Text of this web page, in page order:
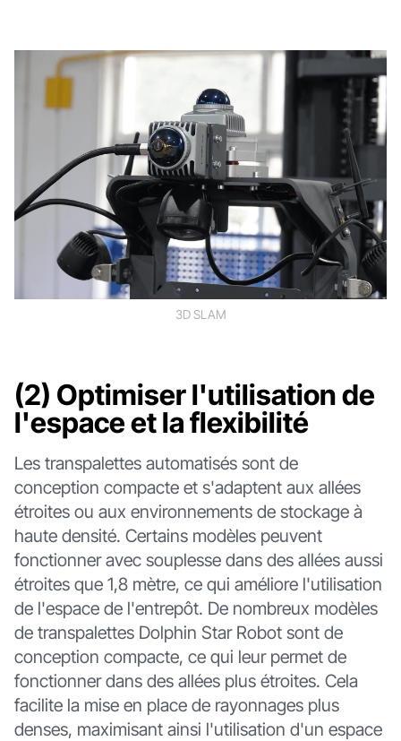
3D SLAM
(2) Optimiser l'utilisation de
l'espace et la flexibilité
Les transpalettes automatisés sont de
conception compacte et s'adaptent aux allées
étroites ou aux environnements de stockage à
haute densité. Certains modèles peuvent
fonctionner avec souplesse dans des allées aussi
étroites que 1,8 mètre, ce qui améliore l'utilisation
de l'espace de l'entrepôt. De nombreux modèles
de transpalettes Dolphin Star Robot sont de
conception compacte, ce qui leur permet de
fonctionner dans des allées plus étroites. Cela
facilite la mise en place de rayonnages plus
denses, maximisant ainsi l'utilisation d'un espace